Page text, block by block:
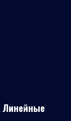
Линейные